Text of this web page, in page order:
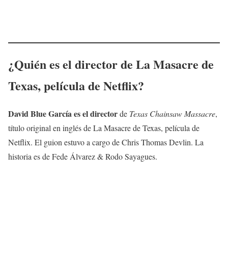
¿Quién es el director de La Masacre de
Texas, película de Netflix?
David Blue García es el directorde Texas Chainsaw Massacre,
título original en inglés de La Masacre de Texas, película de
Netflix. El guion estuvo a cargo de Chris Thomas Devlin. La
historia es de Fede Álvarez & Rodo Sayagues.